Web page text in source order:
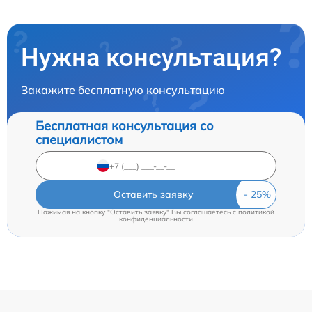
Нужна консультация?
Закажите бесплатную консультацию
Бесплатная консультация со
специалистом
Оставить заявку
Нажимая на кнопку "Оставить заявку" Вы соглашаетесь c политикой
конфиденциальности